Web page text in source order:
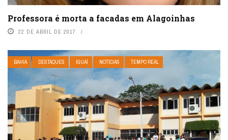
Professora é morta a facadas em Alagoinhas
22 DE ABRIL DE 2017
BAHIA DESTAQUES IGUAÍ NOTÍCIAS TEMPO REAL